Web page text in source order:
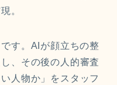
。
す。AIが顔立ちの整
、その後の人的審査
人物か」をスタッフ